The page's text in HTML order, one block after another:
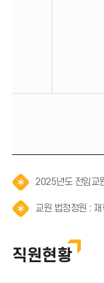
2025년도 전임교
교원 법정정원 :
직원현황